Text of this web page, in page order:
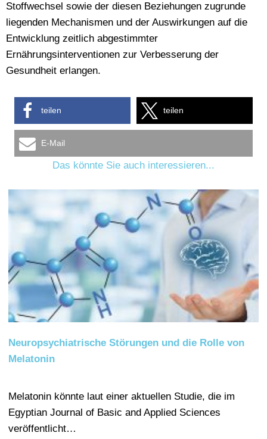
Stoffwechsel sowie der diesen Beziehungen zugrunde
liegenden Mechanismen und der Auswirkungen auf die
Entwicklung zeitlich abgestimmter
Ernährungsinterventionen zur Verbesserung der
Gesundheit erlangen.
teilen teilen
E-Mail
Das könnte Sie auch interessieren...
Neuropsychiatrische Störungen und die Rolle von
Melatonin
Melatonin könnte laut einer aktuellen Studie, die im
Egyptian Journal of Basic and Applied Sciences
veröffentlicht…